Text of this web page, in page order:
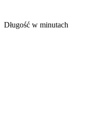
Długość w minutach